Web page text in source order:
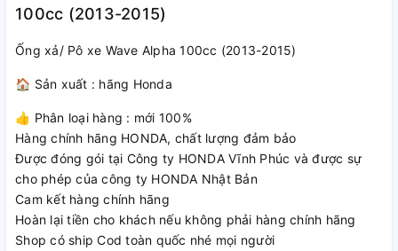
100cc (2013-2015)
Ống xả/ Pô xe Wave Alpha 100cc (2013-2015)
🏠 Sản xuất : hãng Honda
👍 Phân loại hàng : mới 100%
Hàng chính hãng HONDA, chất lượng đảm bảo
Được đóng gói tại Công ty HONDA Vĩnh Phúc và được sự
cho phép của công ty HONDA Nhật Bản
Cam kết hàng chính hãng
Hoàn lại tiền cho khách nếu không phải hàng chính hãng
Shop có ship Cod toàn quốc nhé mọi người